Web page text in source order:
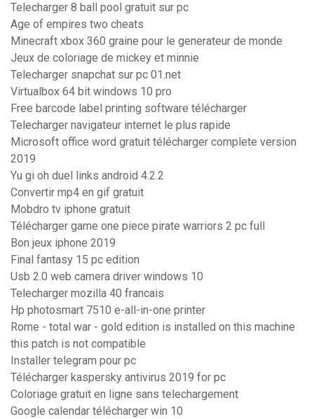
Telecharger 8 ball pool gratuit sur pc
Age of empires two cheats
Minecraft xbox 360 graine pour le generateur de monde
Jeux de coloriage de mickey et minnie
Telecharger snapchat sur pc 01.net
Virtualbox 64 bit windows 10 pro
Free barcode label printing software télécharger
Telecharger navigateur internet le plus rapide
Microsoft office word gratuit télécharger complete version
2019
Yu gi oh duel links android 4.2.2
Convertir mp4 en gif gratuit
Mobdro tv iphone gratuit
Télécharger game one piece pirate warriors 2 pc full
Bon jeux iphone 2019
Final fantasy 15 pc edition
Usb 2.0 web camera driver windows 10
Telecharger mozilla 40 francais
Hp photosmart 7510 e-all-in-one printer
Rome - total war - gold edition is installed on this machine
this patch is not compatible
Installer telegram pour pc
Télécharger kaspersky antivirus 2019 for pc
Coloriage gratuit en ligne sans telechargement
Google calendar télécharger win 10